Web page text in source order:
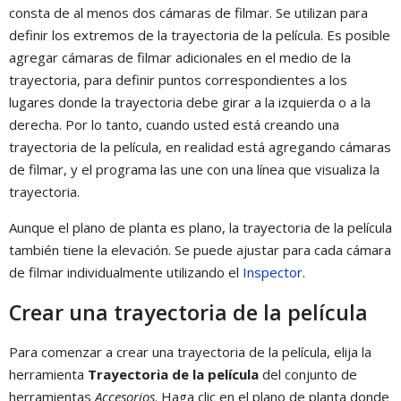
consta de al menos dos cámaras de filmar. Se utilizan para
definir los extremos de la trayectoria de la película. Es posible
agregar cámaras de filmar adicionales en el medio de la
trayectoria, para definir puntos correspondientes a los
lugares donde la trayectoria debe girar a la izquierda o a la
derecha. Por lo tanto, cuando usted está creando una
trayectoria de la película, en realidad está agregando cámaras
de filmar, y el programa las une con una línea que visualiza la
trayectoria.
Aunque el plano de planta es plano, la trayectoria de la película
también tiene la elevación. Se puede ajustar para cada cámara
de filmar individualmente utilizando el Inspector.
Crear una trayectoria de la película
Para comenzar a crear una trayectoria de la película, elija la
herramienta Trayectoria de la película del conjunto de
herramientas Accesorios. Haga clic en el plano de planta donde